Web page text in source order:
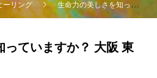
ーリング 生命力の美しさを知っていますか？ 大阪 東京
っていますか？ 大阪 東